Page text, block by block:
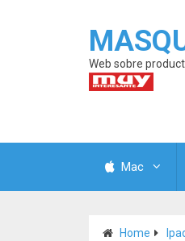
Web sobre
Mac
Home